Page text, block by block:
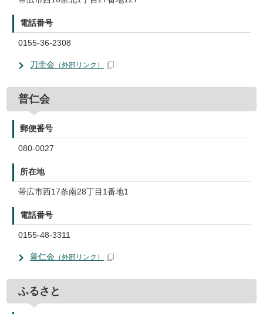
電話番号
0155-36-2308
刀圭会 （外部リンク）
普仁会
郵便番号
080-0027
所在地
帯広市西17条南28丁目1番地1
電話番号
0155-48-3311
普仁会 （外部リンク）
ふるさと